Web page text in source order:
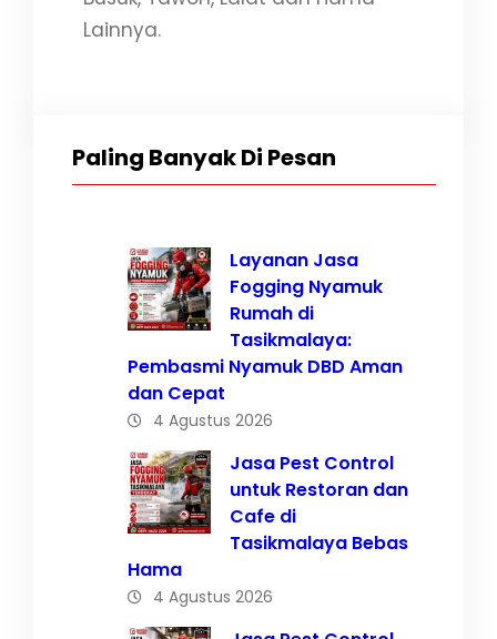
Lainnya.
Paling Banyak Di Pesan
Layanan Jasa
Fogging Nyamuk
Rumah di
Tasikmalaya:
Pembasmi Nyamuk DBD Aman
dan Cepat
4 Agustus 2026
Jasa Pest Control
untuk Restoran dan
Cafe di
Tasikmalaya Bebas
Hama
4 Agustus 2026